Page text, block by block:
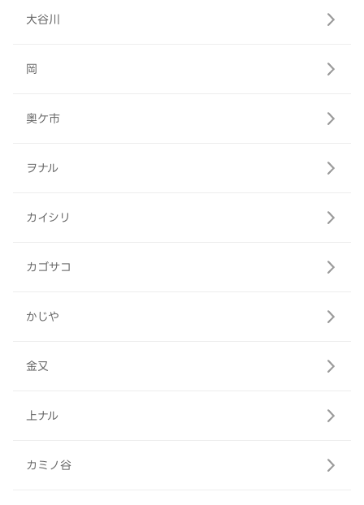
大谷川
岡
奥ケ市
ヲナル
カイシリ
カゴサコ
かじや
金又
上ナル
カミノ谷